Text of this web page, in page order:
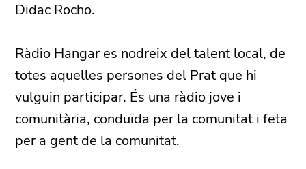
Didac Rocho.
Ràdio Hangar es nodreix del talent local, de
totes aquelles persones del Prat que hi
vulguin participar. És una ràdio jove i
comunitària, conduïda per la comunitat i feta
per a gent de la comunitat.